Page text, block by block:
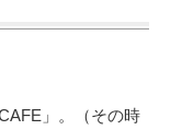
」。（その時